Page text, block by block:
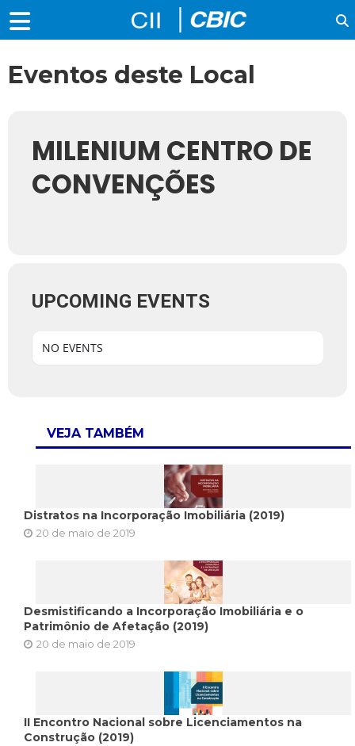
Eventos deste Local
MILENIUM CENTRO DE
CONVENÇÕES
UPCOMING EVENTS
NO EVENTS
VEJA TAMBÉM
Distratos na Incorporação Imobiliária (2019)
20 de maio de 2019
Desmistificando a Incorporação Imobiliária e o
Patrimônio de Afetação (2019)
20 de maio de 2019
II Encontro Nacional sobre Licenciamentos na
Construção (2019)